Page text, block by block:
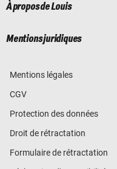
À propos de Louis
Mentions juridiques
Mentions légales
CGV
Protection des données
Droit de rétractation
Formulaire de rétractation